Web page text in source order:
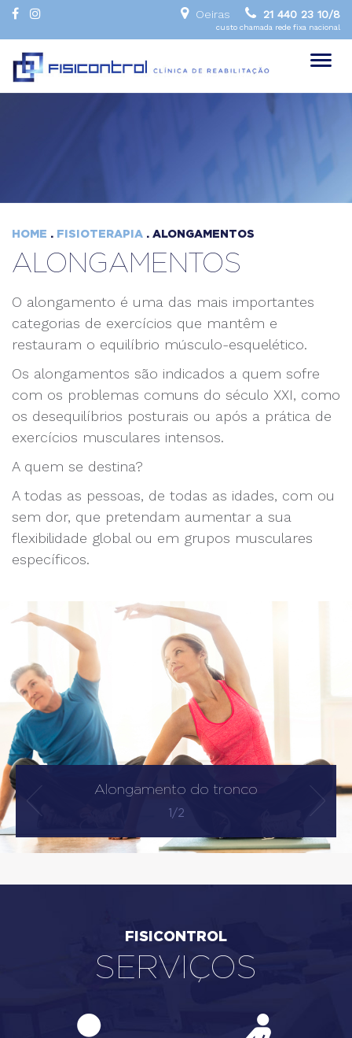
Oeiras 21 440 23 10/8
custo chamada rede fixa nacional
HOME . FISIOTERAPIA . ALONGAMENTOS
ALONGAMENTOS
O alongamento é uma das mais importantes
categorias de exercícios que mantêm e
restauram o equilíbrio músculo-esquelético.
Os alongamentos são indicados a quem sofre
com os problemas comuns do século XXI, como
os desequilíbrios posturais ou após a prática de
exercícios musculares intensos.
A quem se destina?
A todas as pessoas, de todas as idades, com ou
sem dor, que pretendam aumentar a sua
flexibilidade global ou em grupos musculares
específicos.
Alongamento do tronco
1/2
FISICONTROL
SERVIÇOS